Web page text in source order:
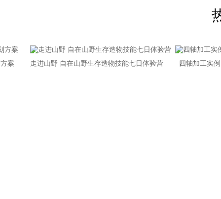
走进山野 自在山野生存造物技能七日体验营 四轴加工实例-